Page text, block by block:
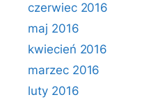
czerwiec 2016
maj 2016
kwiecień 2016
marzec 2016
luty 2016